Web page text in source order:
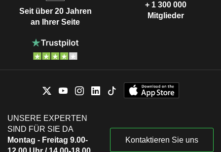
Seit über 20 Jahren
an Ihrer Seite
+ 1 300 000
Mitglieder
UNSERE EXPERTEN
SIND FÜR SIE DA
Montag - Freitag 9.00-
Kontaktieren Sie uns